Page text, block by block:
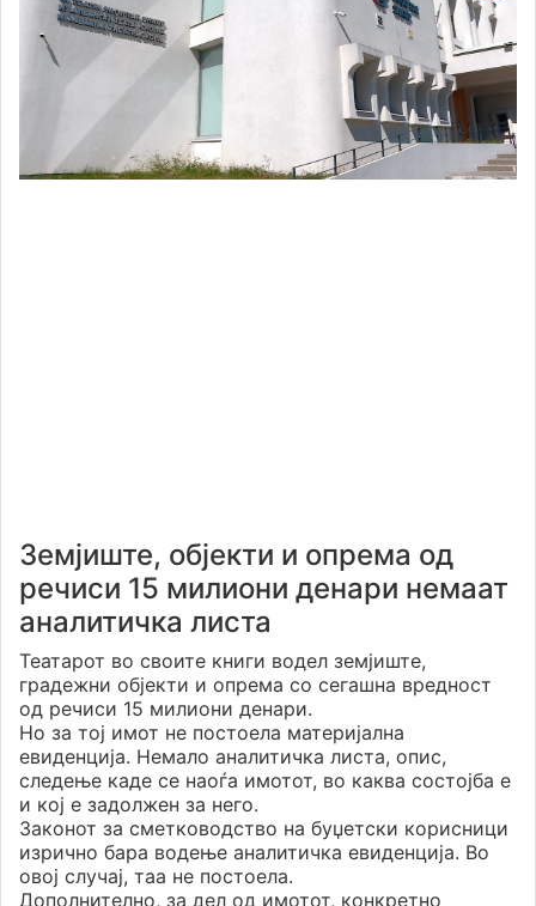
Земјиште, објекти и опрема од
речиси 15 милиони денари немаат
аналитичка листа
Театарот во своите книги водел земјиште,
градежни објекти и опрема со сегашна вредност
од речиси 15 милиони денари.
Но за тој имот не постоела материјална
евиденција. Немало аналитичка листа, опис,
следење каде се наоѓа имотот, во каква состојба е
и кој е задолжен за него.
Законот за сметководство на буџетски корисници
изрично бара водење аналитичка евиденција. Во
овој случај, таа не постоела.
Дополнително, за дел од имотот, конкретно